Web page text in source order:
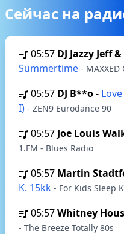
Сейчас на
05:57 DJ Jazzy Jeff
Summertime -
05:57 DJ B**o-
I) - ZEN9 Eurodance 90
05:57 Joe Louis
1.FM - Blues Radio
05:57 Martin
K. 15kk - For Kids Sleep
05:57Whitney
- The Breeze Totally 80s